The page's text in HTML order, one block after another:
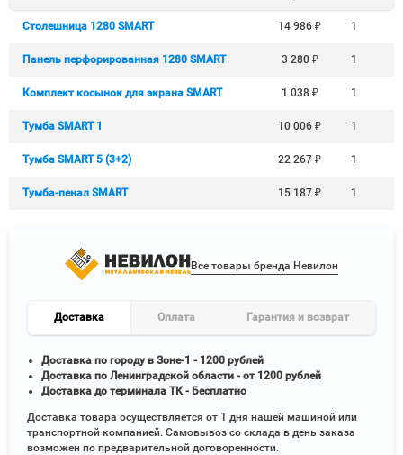
Столешница 1280 SMART 14 986₽ 1
Панель перфорированная 1280 SMART 3 280 ₽ 1
Комплект косынок для экрана SMART 1 038 ₽ 1
Тумба SMART 1 10 006₽ 1
Тумба SMART 5 (3+2) 22 267₽ 1
Тумба-пенал SMART 15 187₽ 1
Все товары бренда Невилон
Доставка Оплата Гарантия и возврат
Доставка по городу в Зоне-1 - 1200 рублей
Доставка по Ленинградской области - от 1200 рублей
Доставка до терминала ТК - Бесплатно
Доставка товара осуществляется от 1 дня нашей машиной или
транспортной компанией. Самовывоз со склада в день заказа
возможен по предварительной договоренности.